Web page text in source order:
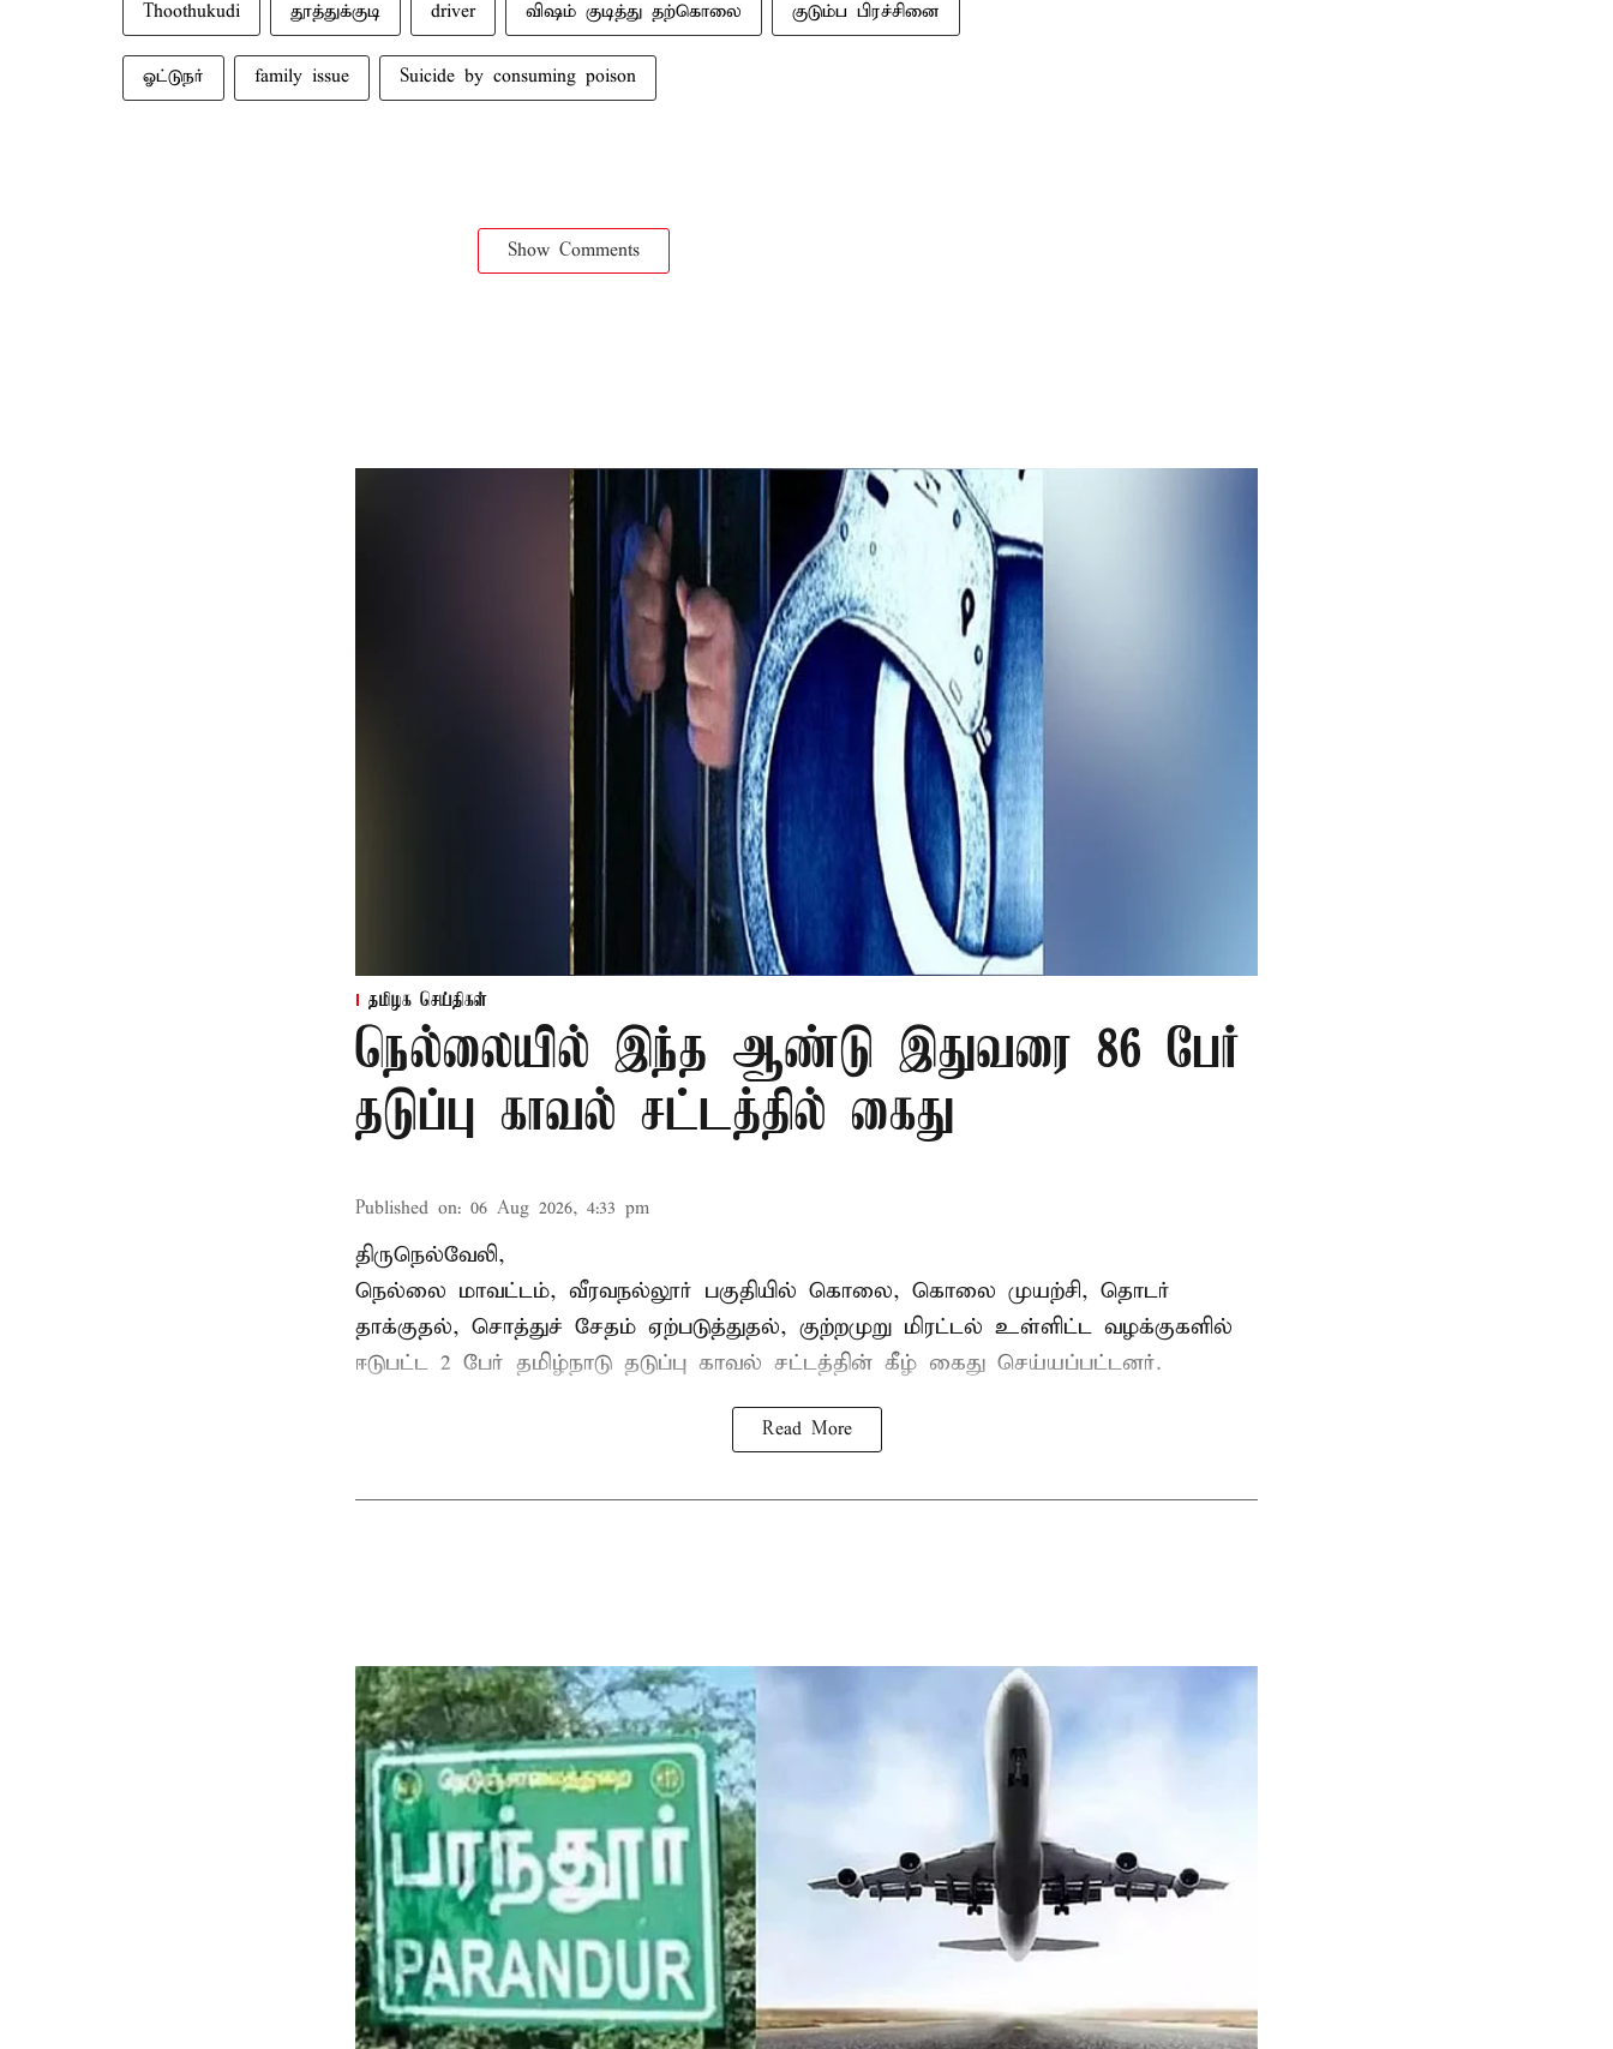
Thoothukudi தூத்துக்குடி driver விஷம் குடித்து தற்கொலை குடும்ப பிரச்சினை
ஓட்டுநர் family issue Suicide by consuming poison
Show Comments
தமிழக செய்திகள்
நெல்லையில் இந்த ஆண்டு இதுவரை 86 பேர்
தடுப்பு காவல் சட்டத்தில் கைது
Published on: 06 Aug 2026, 4:33 pm
திருநெல்வேலி,
நெல்லை மாவட்டம், வீரவநல்லூர் பகுதியில் கொலை, கொலை முயற்சி, தொடர்
தாக்குதல், சொத்துச் சேதம் ஏற்படுத்துதல், குற்றமுறு மிரட்டல் உள்ளிட்ட வழக்குகளில்
ஈடுபட்ட 2 பேர் தமிழ்நாடு தடுப்பு காவல் சட்டத்தின் கீழ் கைது செய்யப்பட்டனர்.
Read More